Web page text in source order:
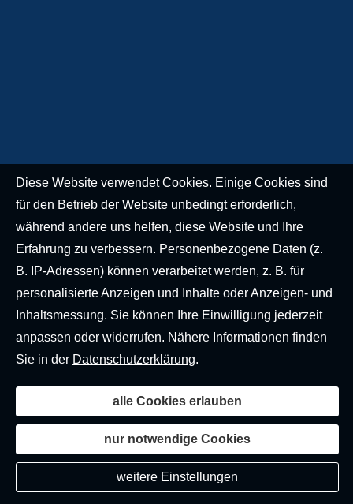
Diese Website verwendet Cookies. Einige Cookies sind
für den Betrieb der Website unbedingt erforderlich,
während andere uns helfen, diese Website und Ihre
Erfahrung zu verbessern. Personenbezogene Daten (z.
B. IP-Adressen) können verarbeitet werden, z. B. für
personalisierte Anzeigen und Inhalte oder Anzeigen- und
Inhaltsmessung. Sie können Ihre Einwilligung jederzeit
anpassen oder widerrufen. Nähere Informationen finden
Sie in der Datenschutzerklärung.
alle Cookies erlauben
nur notwendige Cookies
weitere Einstellungen